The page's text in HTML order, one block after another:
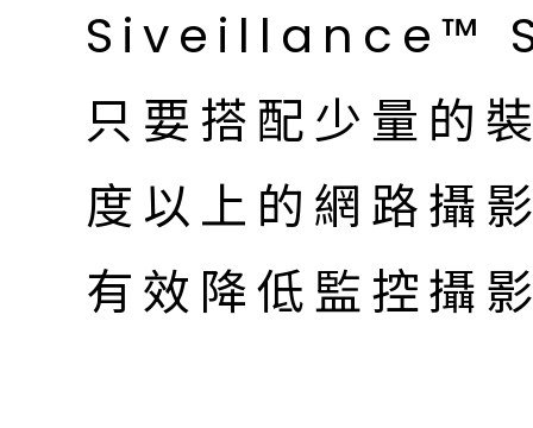
Siveillance™
只要搭配少量的
度以上的網路攝
有效降低監控攝